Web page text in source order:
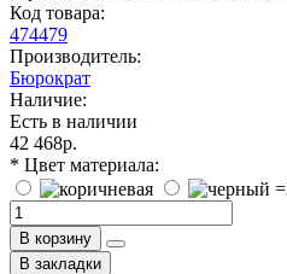
Код товара:
474479
Производитель:
Бюрократ
Наличие:
Есть в наличии
42 468р.
* Цвет материала:
В корзину
В закладки